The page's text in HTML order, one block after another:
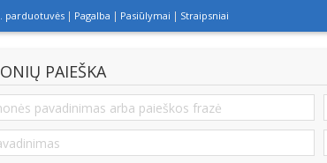
parduotuvės Pagalba Pasiūlymai Straipsniai
PAIEŠKA